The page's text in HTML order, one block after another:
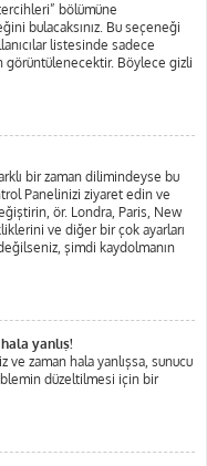
bölümüne
bulacaksınız. Bu seçeneği
listesinde sadece
görüntülenecektir. Böylece gizli
bir zaman dilimindeyse bu
Panelinizi ziyaret edin ve
ör. Londra, Paris, New
ve diğer bir çok ayarları
şimdi kaydolmanın
yanlış!
zaman hala yanlışsa, sunucu
düzeltilmesi için bir